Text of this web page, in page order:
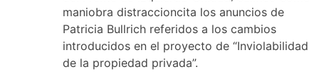
maniobra distraccioncita los anuncios de
Patricia Bullrich referidos a los cambios
introducidos en el proyecto de “Inviolabilidad
de la propiedad privada”.